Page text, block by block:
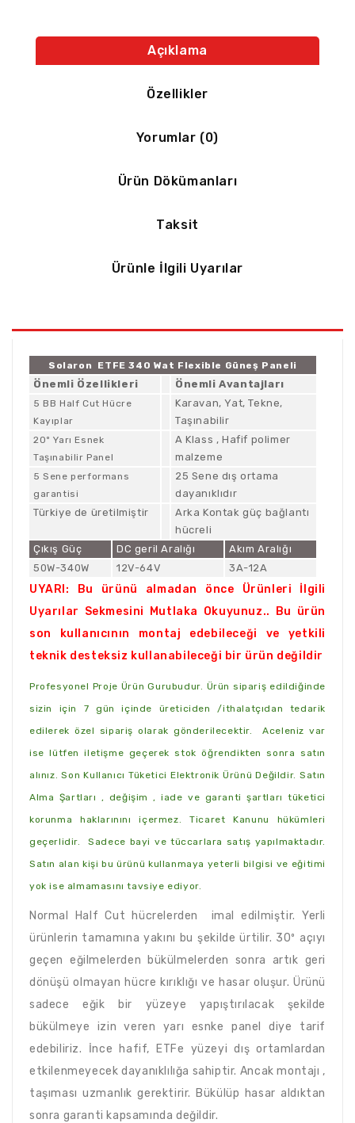
Açıklama
Özellikler
Yorumlar (0)
Ürün Dökümanları
Taksit
Ürünle İlgili Uyarılar
Solaron ETFE 340 Wat Flexible Güneş Paneli
Önemli Özellikleri Önemli Avantajları
5 BB Half Cut Hücre
Kayıplar
Karavan, Yat, Tekne,
Taşınabilir
20º Yarı Esnek
Taşınabilir Panel
A Klass , Hafif polimer
malzeme
5 Sene performans
garantisi
25 Sene dış ortama
dayanıklıdır
Türkiye de üretilmiştir
Arka Kontak güç bağlantı
hücreli
Çıkış Güç
DC geril Aralığı
Akım Aralığı
50W-340W
12V-64V 3A-12A
UYARI: Bu ürünü almadan önce Ürünleri İlgili
Uyarılar Sekmesini Mutlaka Okuyunuz.. Bu ürün
son kullanıcının montaj edebileceği ve yetkili
teknik desteksiz kullanabileceği bir ürün değildir
Profesyonel Proje Ürün Gurubudur. Ürün sipariş edildiğinde
sizin için 7 gün içinde üreticiden /ithalatçıdan tedarik
edilerek özel sipariş olarak gönderilecektir. Aceleniz var
ise lütfen iletişme geçerek stok öğrendikten sonra satın
alınız. Son Kullanıcı Tüketici Elektronik Ürünü Değildir. Satın
Alma Şartları , değişim , iade ve garanti şartları tüketici
korunma haklarınını içermez. Ticaret Kanunu hükümleri
geçerlidir. Sadece bayi ve tüccarlara satış yapılmaktadır.
Satın alan kişi bu ürünü kullanmaya yeterli bilgisi ve eğitimi
yok ise almamasını tavsiye ediyor.
Normal Half Cut hücrelerden imal edilmiştir. Yerli
ürünlerin tamamına yakını bu şekilde ürtilir. 30º açıyı
geçen eğilmelerden bükülmelerden sonra artık geri
dönüşü olmayan hücre kırıklığı ve hasar oluşur. Ürünü
sadece eğik bir yüzeye yapıştırılacak şekilde
bükülmeye izin veren yarı esnke panel diye tarif
edebiliriz. İnce hafif, ETFe yüzeyi dış ortamlardan
etkilenmeyecek dayanıklılığa sahiptir. Ancak montajı ,
taşıması uzmanlık gerektirir. Bükülüp hasar aldıktan
sonra garanti kapsamında değildir.